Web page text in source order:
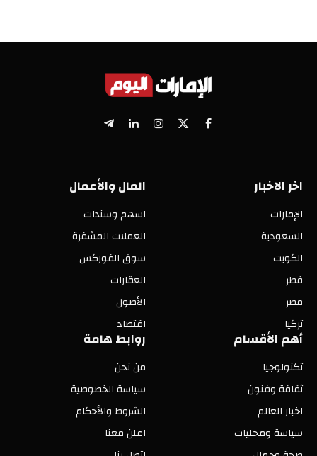
فيسبوك
X
(Twitter)
الانستغراملينكدإنتيلقرام
اخر الاخبار
الإمارات
السعودية
الكويت
قطر
مصر
تركيا
المال والأعمال
اسهم وسندات
العملات المشفرة
سوق الفوركس
العقارات
الأصول
اقتصاد
أهم الأقسام
تكنولوجيا
ثقافة وفنون
اخبار العالم
سياسة ومحليات
روابط هامة
من نحن
سياسة الخصوصية
الشروط والأحكام
اعلن معنا